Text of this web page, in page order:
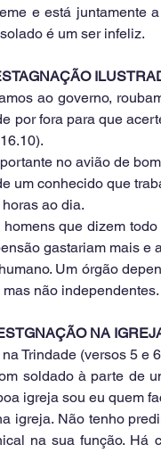
e está juntamente
é um ser infeliz.
ao governo,
por fora para que
no avião de
um conhecido que
ao dia.
que dizem
gastariam mais e
Um órgão
não independentes.
NA
Trindade (versos 5 e
soldado à parte de
igreja sou eu quem
igreja. Não tenho
na sua função. Há